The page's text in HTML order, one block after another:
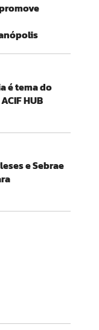
é tema do
HUB
e Sebrae